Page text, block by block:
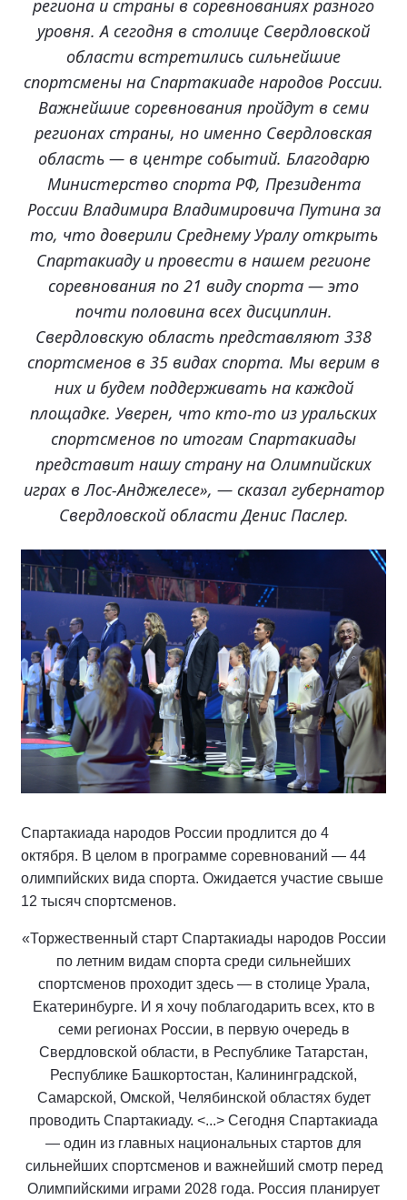
региона и страны в соревнованиях разного
уровня. А сегодня в столице Свердловской
области встретились сильнейшие
спортсмены на Спартакиаде народов России.
Важнейшие соревнования пройдут в семи
регионах страны, но именно Свердловская
область — в центре событий. Благодарю
Министерство спорта РФ, Президента
России Владимира Владимировича Путина за
то, что доверили Среднему Уралу открыть
Спартакиаду и провести в нашем регионе
соревнования по 21 виду спорта — это
почти половина всех дисциплин.
Свердловскую область представляют 338
спортсменов в 35 видах спорта. Мы верим в
них и будем поддерживать на каждой
площадке. Уверен, что кто-то из уральских
спортсменов по итогам Спартакиады
представит нашу страну на Олимпийских
играх в Лос-Анджелесе», — сказал губернатор
Свердловской области Денис Паслер.
Спартакиада народов России продлится до 4
октября. В целом в программе соревнований — 44
олимпийских вида спорта. Ожидается участие свыше
12 тысяч спортсменов.
«Торжественный старт Спартакиады народов России
по летним видам спорта среди сильнейших
спортсменов проходит здесь — в столице Урала,
Екатеринбурге. И я хочу поблагодарить всех, кто в
семи регионах России, в первую очередь в
Свердловской области, в Республике Татарстан,
Республике Башкортостан, Калининградской,
Самарской, Омской, Челябинской областях будет
проводить Спартакиаду. <...> Сегодня Спартакиада
— один из главных национальных стартов для
сильнейших спортсменов и важнейший смотр перед
Олимпийскими играми 2028 года. Россия планирует